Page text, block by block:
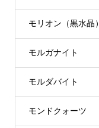
モリオン（黒水晶）
モルガナイト
モルダバイト
モンドクォーツ